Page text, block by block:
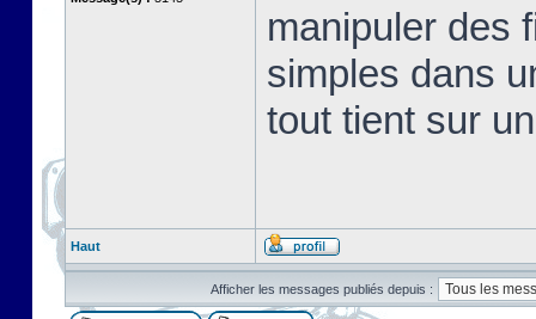
manipuler des
simples dans
tout tient sur
Haut
Afficher les messages publiés depuis :